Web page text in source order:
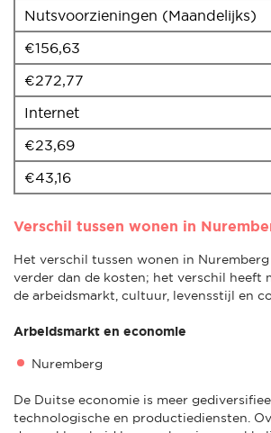
Nutsvoorzieningen (Maandelijks)
€156,63
€272,77
Internet
€23,69
€43,16
Verschil tussen wonen in
Het verschil tussen wonen in
verder dan de kosten; het verschil heeft
de arbeidsmarkt, cultuur, levensstijl en
Arbeidsmarkt en economie
Nuremberg
De Duitse economie is meer
technologische en productiediensten.